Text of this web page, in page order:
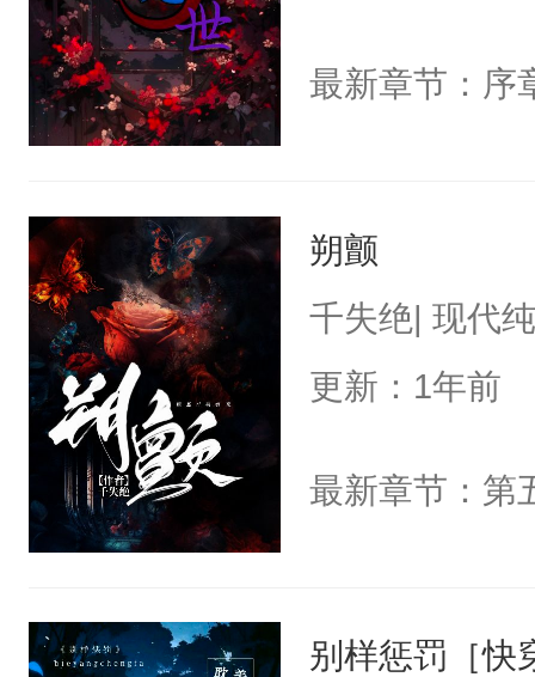
最新章节：序
朔颤
千失绝| 现代
更新：1年前
最新章节：第
别样惩罚［快